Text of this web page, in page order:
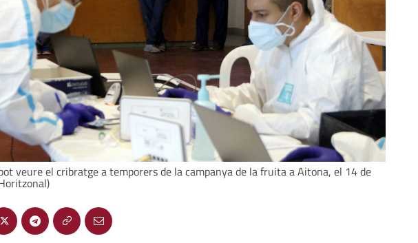
veure el cribratge a temporers de la campanya de la fruita a Aitona, el 14 de